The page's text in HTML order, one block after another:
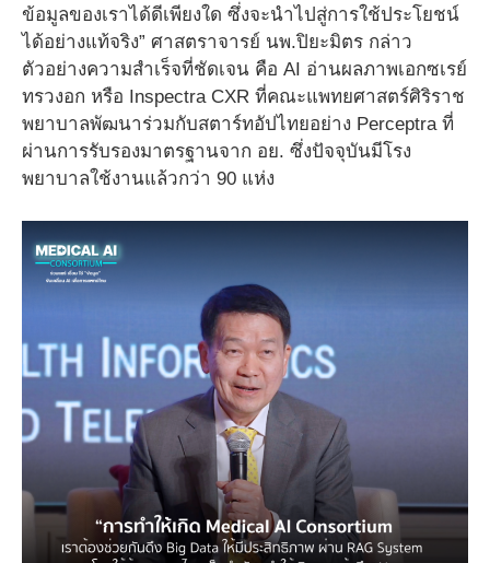
ข้อมูลของเราได้ดีเพียงใด ซึ่งจะนำไปสู่การใช้ประโยชน์
ได้อย่างแท้จริง” ศาสตราจารย์ นพ.ปิยะมิตร กล่าว
ตัวอย่างความสำเร็จที่ชัดเจน คือ AI อ่านผลภาพเอกซเรย์
ทรวงอก หรือ Inspectra CXR ที่คณะแพทยศาสตร์ศิริราช
พยาบาลพัฒนาร่วมกับสตาร์ทอัปไทยอย่าง Perceptra ที่
ผ่านการรับรองมาตรฐานจาก อย. ซึ่งปัจจุบันมีโรง
พยาบาลใช้งานแล้วกว่า 90 แห่ง